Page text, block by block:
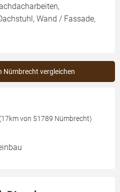
Wand / Fassade,
Nümbrecht vergleichen
von 51789 Nümbrecht)